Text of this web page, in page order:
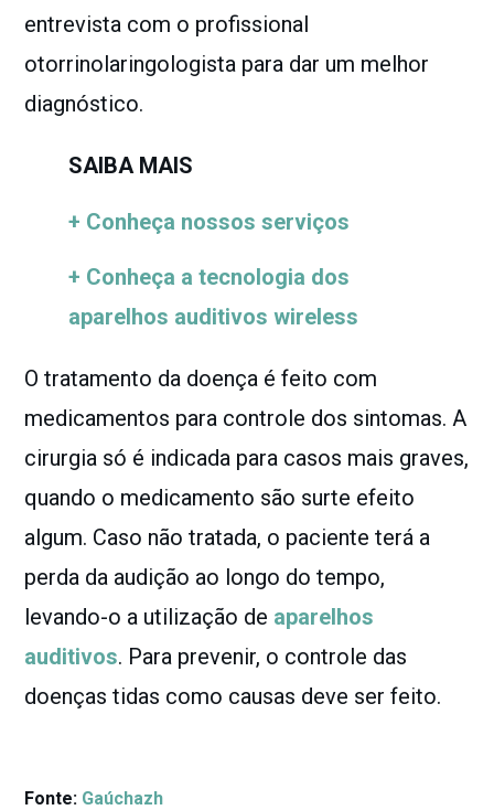
entrevista com o profissional
otorrinolaringologista para dar um melhor
diagnóstico.
SAIBA MAIS
+ Conheça nossos serviços
+ Conheça a tecnologia dos
aparelhos auditivos wireless
O tratamento da doença é feito com
medicamentos para controle dos sintomas. A
cirurgia só é indicada para casos mais graves,
quando o medicamento são surte efeito
algum. Caso não tratada, o paciente terá a
perda da audição ao longo do tempo,
levando-o a utilização de aparelhos
auditivos. Para prevenir, o controle das
doenças tidas como causas deve ser feito.
Fonte: Gaúchazh